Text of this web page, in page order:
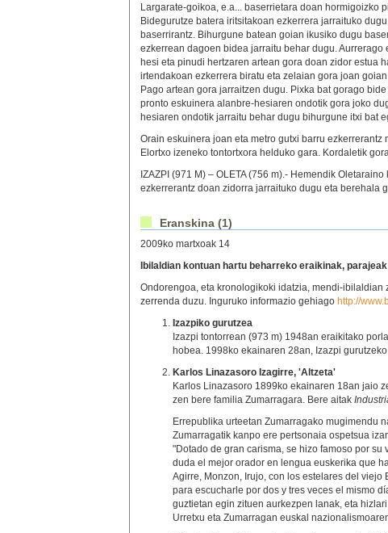
Largarate-goikoa, e.a... baserrietara doan hormigoizko
Bidegurutze batera iritsitakoan ezkerrera jarraituko
baserrirantz. Bihurgune batean goian ikusiko dugu
ezkerrean dagoen bidea jarraitu behar dugu. Aurrerago
hesi eta pinudi hertzaren artean gora doan zidor estua
irtendakoan ezkerrera biratu eta zelaian gora joan
Pago artean gora jarraitzen dugu. Pixka bat gorago
pronto eskuinera alanbre-hesiaren ondotik gora joko
hesiaren ondotik jarraitu behar dugu bihurgune itxi bat
Orain eskuinera joan eta metro gutxi barru
Elortxo izeneko tontortxora helduko gara. Kordaletik
IZAZPI (971 M) – OLETA (756 m).- Hemendik
ezkerrerantz doan zidorra jarraituko dugu eta berehala
Eranskina (1)
2009ko martxoak 14
Ibilaldian kontuan hartu beharreko eraikinak,
Ondorengoa, eta kronologikoki idatzia, mendi-
zerrenda duzu. Inguruko informazio gehiago http://
Izazpiko gurutzea
Izazpi tontorrean (973 m) 1948an eraikitako
hobea. 1998ko ekainaren 28an, Izazpi
Karlos Linazasoro Izagirre, 'Altzeta'
Karlos Linazasoro 1899ko ekainaren 18an jaio
zen bere familia Zumarragara. Bere aitak
Errepublika urteetan Zumarragako mugimendu
Zumarragatik kanpo ere pertsonaia ospetsua
"Dotado de gran carisma, se hizo famoso por
duda el mejor orador en lengua euskerika que
Agirre, Monzon, Irujo, con los estelares del
para escucharle por dos y tres veces el mismo
guztietan egin zituen aurkezpen lanak, eta
Urretxu eta Zumarragan euskal